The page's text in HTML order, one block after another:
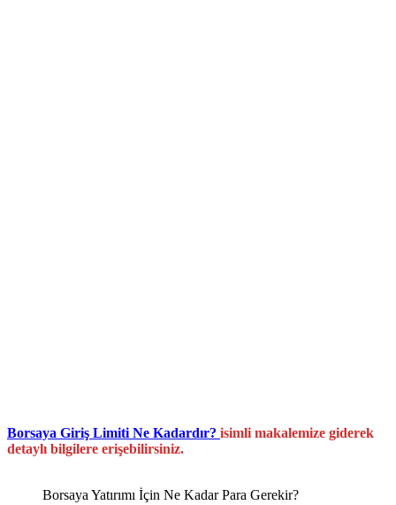
Borsaya Giriş Limiti Ne Kadardır? isimli makalemize giderek
detaylı bilgilere erişebilirsiniz.
Borsaya Yatırımı İçin Ne Kadar Para Gerekir?